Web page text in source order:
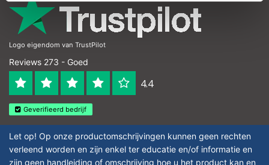
Logo eigendom van TrustPilot
Reviews 273 - Goed
4.4
Geverifieerd bedrijf
Let op! Op onze productomschrijvingen kunnen geen rechten
verleend worden en zijn enkel ter educatie en/of informatie en
zijn geen handleiding of omschrijving hoe u het product kan en